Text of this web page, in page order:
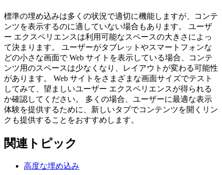
標準の埋め込みは多くの状況で適切に機能しますが、コンテ
ンツを表示するのに適していない場合もあります。 ユーザ
ー エクスペリエンスは利用可能なスペースの大きさによっ
て決まります。 ユーザーがタブレットやスマートフォンな
どの小さな画面で Web サイトを表示している場合、コンテ
ンツ用のスペースは少なくなり、レイアウトが変わる可能性
があります。 Web サイトをさまざまな画面サイズでテスト
してみて、望ましいユーザー エクスペリエンスが得られる
か確認してください。 多くの場合、ユーザーに最適な表示
体験を提供するために、新しいタブでコンテンツを開くリン
クも提供することをおすすめします。
関連トピック
高度な埋め込み